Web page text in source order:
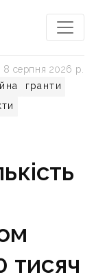
гранти
8 серпня 2026 р.
тисяч